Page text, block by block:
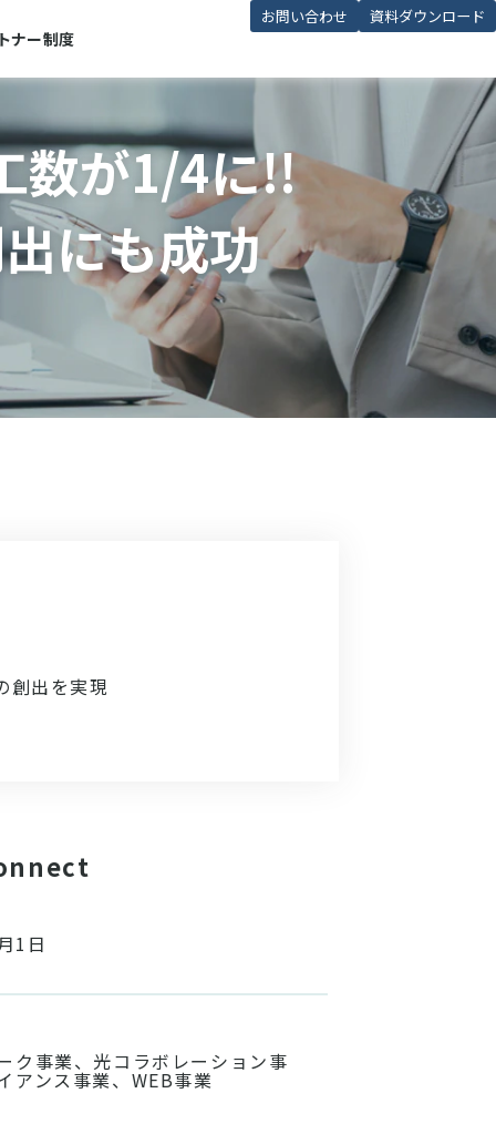
ナー制度
お問い合わせ 資料ダウンロード
数が1/4に!!
にも成功
創出を実現
1日
ク事業、光コラボレーション事
アンス事業、WEB事業